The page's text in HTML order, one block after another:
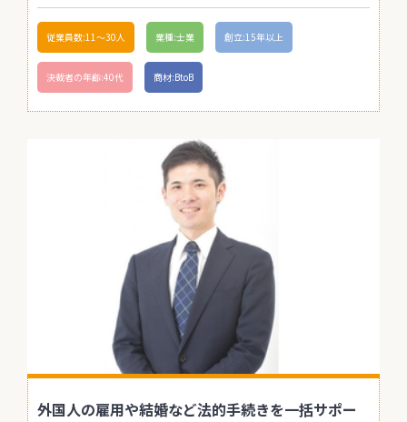
従業員数:11〜30人 業種:士業 創立:15年以上
決裁者の年齢:40代 商材:BtoB
外国人の雇用や結婚など法的手続きを一括サポー